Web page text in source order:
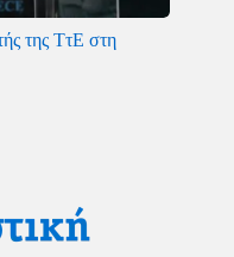
της ΤτΕ στη